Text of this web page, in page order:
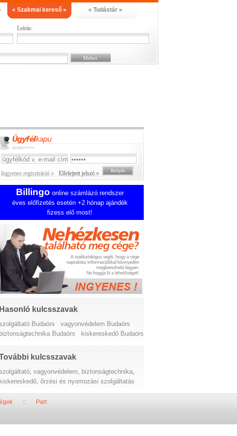
« Szakmai kereső » « Tudástár »
Leírás:
Ingyenes regisztráció » Elfelejtett jelszó »
Billingo online számlázó rendszer
éves előfizetés esetén +2 hónap ajándék
fizess elő most!
Hasonló kulcsszavak
Budaörs
vagyonvédelem Budaörs
biztonságtechnika Budaörs
kiskereskedő Budaörs
kulcsszavak
,vagyonvédelem, biztonságtechnika,
kiskereskedő,őrzési és nyomozási szolgáltatás
::Part